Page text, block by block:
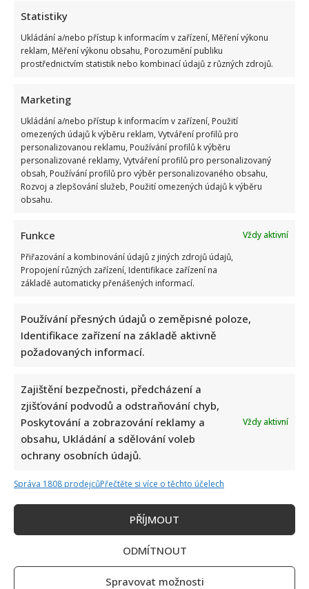
Statistiky
Ukládání a/nebo přístup k informacím v zařízení, Měření výkonu
reklam, Měření výkonu obsahu, Porozumění publiku
prostřednictvím statistik nebo kombinací údajů z různých zdrojů.
Marketing
Ukládání a/nebo přístup k informacím v zařízení, Použití
omezených údajů k výběru reklam, Vytváření profilů pro
personalizovanou reklamu, Používání profilů k výběru
personalizované reklamy, Vytváření profilů pro personalizovaný
obsah, Používání profilů pro výběr personalizovaného obsahu,
Rozvoj a zlepšování služeb, Použití omezených údajů k výběru
obsahu.
Funkce
Vždy aktivní
Přiřazování a kombinování údajů z jiných zdrojů údajů,
Propojení různých zařízení, Identifikace zařízení na
základě automaticky přenášených informací.
Používání přesných údajů o zeměpisné poloze,
Identifikace zařízení na základě aktivně
požadovaných informací.
Zajištění bezpečnosti, předcházení a
zjišťování podvodů a odstraňování chyb,
Poskytování a zobrazování reklamy a
obsahu, Ukládání a sdělování voleb
ochrany osobních údajů.
Vždy aktivní
Správa 1808 prodejcůPřečtěte si více o těchto účelech
PŘÍJMOUT
ODMÍTNOUT
Spravovat možnosti
Jarek Nohavica zasáhl citlivé téma: Ve své písni se pustil do
lidí, kteří neustále viní Babiše a Putina
Kvíz o postavách z českých filmů: Kdo správně přiřadí všech
10 hrdinů, ten má vynikající přehled
Kristýna Leichtová se zastala kojení na veřejnosti pomocí
kontroverzní fotky: Bude prý bojovat celý týden
Marek Ztracený zrušil velkolepé finále svého koncertu na
Letné